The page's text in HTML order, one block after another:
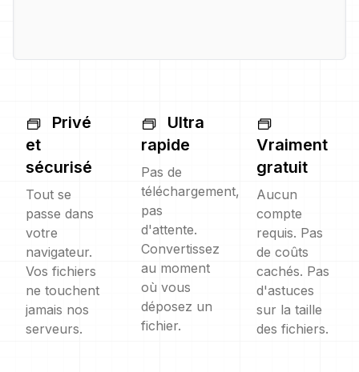
Privé
et
sécurisé
Tout se
passe dans
votre
navigateur.
Vos fichiers
ne touchent
jamais nos
serveurs.
Ultra
rapide
Pas de
téléchargement,
pas
d'attente.
Convertissez
au moment
où vous
déposez un
fichier.
Vraiment
gratuit
Aucun
compte
requis. Pas
de coûts
cachés. Pas
d'astuces
sur la taille
des fichiers.